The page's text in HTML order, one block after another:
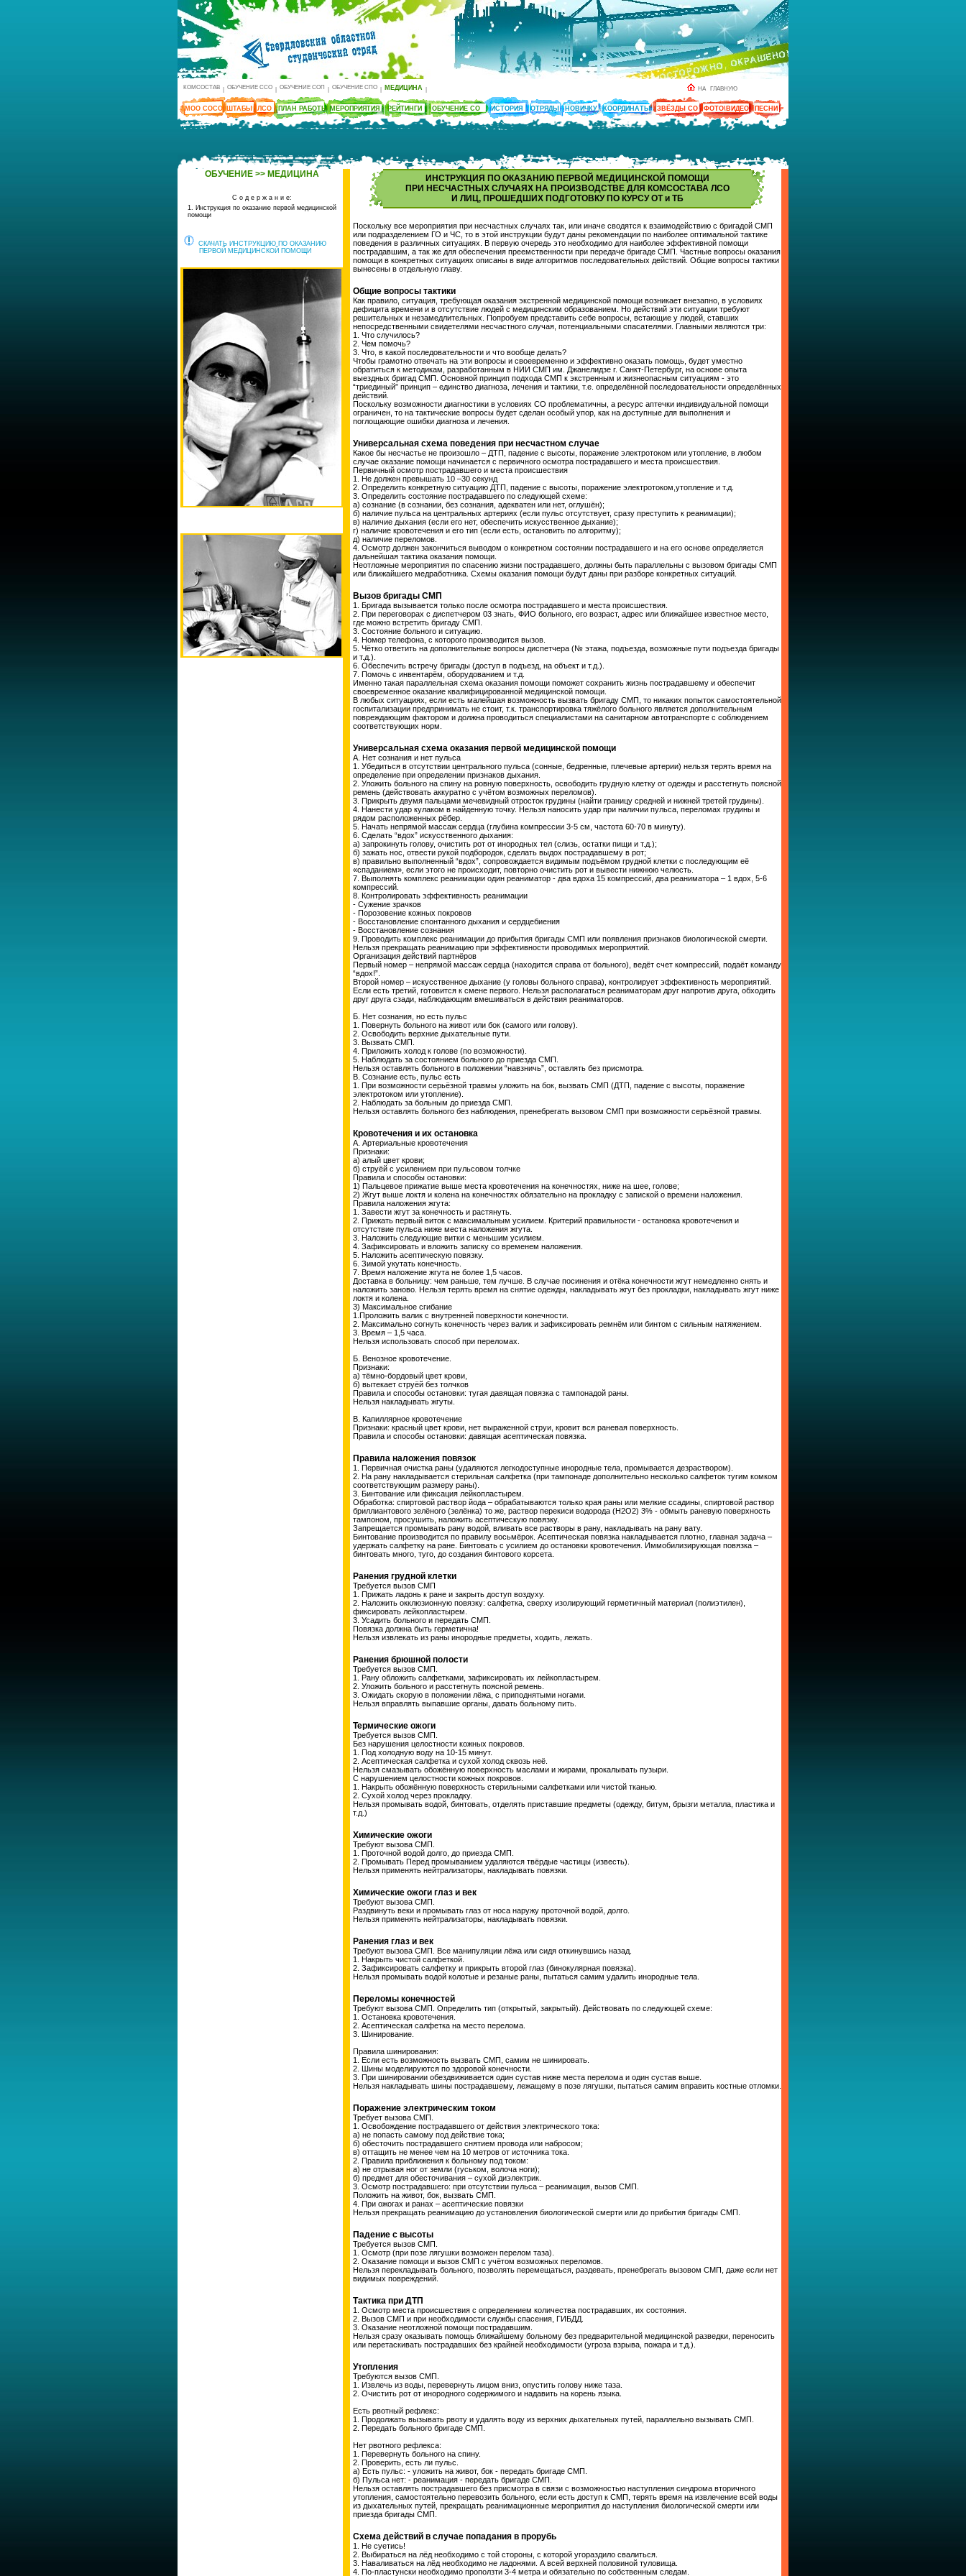
КОМСОСТАВ ОБУЧЕНИЕ ССО ОБУЧЕНИЕ СОП ОБУЧЕНИЕ СПО МЕДИЦИНА НА ГЛАВНУЮ
МОО СОСО ШТАБЫ ЛСО ПЛАН РАБОТЫ МЕРОПРИЯТИЯ РЕЙТИНГИ ОБУЧЕНИЕ СО ИСТОРИЯ ОТРЯДЫ НОВИЧКУ КООРДИНАТЫ ЗВЁЗДЫ СО ФОТО\ВИДЕО ПЕСНИ
ОБУЧЕНИЕ >> МЕДИЦИНА
С о д е р ж а н и е:
1. Инструкция по оказанию первой медицинской
помощи
СКАЧАТЬ ИНСТРУКЦИЮ ПО ОКАЗАНИЮ
ПЕРВОЙ МЕДИЦИНСКОЙ ПОМОЩИ
ИНСТРУКЦИЯ ПО ОКАЗАНИЮ ПЕРВОЙ МЕДИЦИНСКОЙ ПОМОЩИ
ПРИ НЕСЧАСТНЫХ СЛУЧАЯХ НА ПРОИЗВОДСТВЕ ДЛЯ КОМСОСТАВА ЛСО
И ЛИЦ, ПРОШЕДШИХ ПОДГОТОВКУ ПО КУРСУ ОТ и ТБ
Поскольку все мероприятия при несчастных случаях так, или иначе сводятся к взаимодействию с бригадой СМП
или подразделением ГО и ЧС, то в этой инструкции будут даны рекомендации по наиболее оптимальной тактике
поведения в различных ситуациях. В первую очередь это необходимо для наиболее эффективной помощи
пострадавшим, а так же для обеспечения преемственности при передаче бригаде СМП. Частные вопросы оказания
помощи в конкретных ситуациях описаны в виде алгоритмов последовательных действий. Общие вопросы тактики
вынесены в отдельную главу.
Общие вопросы тактики
Как правило, ситуация, требующая оказания экстренной медицинской помощи возникает внезапно, в условиях
дефицита времени и в отсутствие людей с медицинским образованием. Но действий эти ситуации требуют
решительных и незамедлительных. Попробуем представить себе вопросы, встающие у людей, ставших
непосредственными свидетелями несчастного случая, потенциальными спасателями. Главными являются три:
1. Что случилось?
2. Чем помочь?
3. Что, в какой последовательности и что вообще делать?
Чтобы грамотно отвечать на эти вопросы и своевременно и эффективно оказать помощь, будет уместно
обратиться к методикам, разработанным в НИИ СМП им. Джанелидзе г. Санкт-Петербург, на основе опыта
выездных бригад СМП. Основной принцип подхода СМП к экстренным и жизнеопасным ситуациям - это
“триединый” принцип – единство диагноза, лечения и тактики, т.е. определённой последовательности определённых
действий.
Поскольку возможности диагностики в условиях СО проблематичны, а ресурс аптечки индивидуальной помощи
ограничен, то на тактические вопросы будет сделан особый упор, как на доступные для выполнения и
поглощающие ошибки диагноза и лечения.
Универсальная схема поведения при несчастном случае
Какое бы несчастье не произошло – ДТП, падение с высоты, поражение электротоком или утопление, в любом
случае оказание помощи начинается с первичного осмотра пострадавшего и места происшествия.
Первичный осмотр пострадавшего и места происшествия
1. Не должен превышать 10 –30 секунд
2. Определить конкретную ситуацию ДТП, падение с высоты, поражение электротоком,утопление и т.д.
3. Определить состояние пострадавшего по следующей схеме:
а) сознание (в сознании, без сознания, адекватен или нет, оглушён);
б) наличие пульса на центральных артериях (если пульс отсутствует, сразу преступить к реанимации);
в) наличие дыхания (если его нет, обеспечить искусственное дыхание);
г) наличие кровотечения и его тип (если есть, остановить по алгоритму);
д) наличие переломов.
4. Осмотр должен закончиться выводом о конкретном состоянии пострадавшего и на его основе определяется
дальнейшая тактика оказания помощи.
Неотложные мероприятия по спасению жизни пострадавшего, должны быть параллельны с вызовом бригады СМП
или ближайшего медработника. Схемы оказания помощи будут даны при разборе конкретных ситуаций.
Вызов бригады СМП
1. Бригада вызывается только после осмотра пострадавшего и места происшествия.
2. При переговорах с диспетчером 03 знать, ФИО больного, его возраст, адрес или ближайшее известное место,
где можно встретить бригаду СМП.
3. Состояние больного и ситуацию.
4. Номер телефона, с которого производится вызов.
5. Чётко ответить на дополнительные вопросы диспетчера (№ этажа, подъезда, возможные пути подъезда бригады
и т.д.).
6. Обеспечить встречу бригады (доступ в подъезд, на объект и т.д.).
7. Помочь с инвентарём, оборудованием и т.д.
Именно такая параллельная схема оказания помощи поможет сохранить жизнь пострадавшему и обеспечит
своевременное оказание квалифицированной медицинской помощи.
В любых ситуациях, если есть малейшая возможность вызвать бригаду СМП, то никаких попыток самостоятельной
госпитализации предпринимать не стоит, т.к. транспортировка тяжёлого больного является дополнительным
повреждающим фактором и должна проводиться специалистами на санитарном автотранспорте с соблюдением
соответствующих норм.
Универсальная схема оказания первой медицинской помощи
А. Нет сознания и нет пульса
1. Убедиться в отсутствии центрального пульса (сонные, бедренные, плечевые артерии) нельзя терять время на
определение при определении признаков дыхания.
2. Уложить больного на спину на ровную поверхность, освободить грудную клетку от одежды и расстегнуть поясной
ремень (действовать аккуратно с учётом возможных переломов).
3. Прикрыть двумя пальцами мечевидный отросток грудины (найти границу средней и нижней третей грудины).
4. Нанести удар кулаком в найденную точку. Нельзя наносить удар при наличии пульса, переломах грудины и
рядом расположенных рёбер.
5. Начать непрямой массаж сердца (глубина компрессии 3-5 см, частота 60-70 в минуту).
6. Сделать “вдох” искусственного дыхания:
а) запрокинуть голову, очистить рот от инородных тел (слизь, остатки пищи и т.д.);
б) зажать нос, отвести рукой подбородок, сделать выдох пострадавшему в рот;
в) правильно выполненный “вдох”, сопровождается видимым подъёмом грудной клетки с последующим её
«спаданием», если этого не происходит, повторно очистить рот и вывести нижнюю челюсть.
7. Выполнять комплекс реанимации один реаниматор - два вдоха 15 компрессий, два реаниматора – 1 вдох, 5-6
компрессий.
8. Контролировать эффективность реанимации
- Сужение зрачков
- Порозовение кожных покровов
- Восстановление спонтанного дыхания и сердцебиения
- Восстановление сознания
9. Проводить комплекс реанимации до прибытия бригады СМП или появления признаков биологической смерти.
Нельзя прекращать реанимацию при эффективности проводимых мероприятий.
Организация действий партнёров
Первый номер – непрямой массаж сердца (находится справа от больного), ведёт счет компрессий, подаёт команду
“вдох!”.
Второй номер – искусственное дыхание (у головы больного справа), контролирует эффективность мероприятий.
Если есть третий, готовится к смене первого. Нельзя располагаться реаниматорам друг напротив друга, обходить
друг друга сзади, наблюдающим вмешиваться в действия реаниматоров.
Б. Нет сознания, но есть пульс
1. Повернуть больного на живот или бок (самого или голову).
2. Освободить верхние дыхательные пути.
3. Вызвать СМП.
4. Приложить холод к голове (по возможности).
5. Наблюдать за состоянием больного до приезда СМП.
Нельзя оставлять больного в положении “навзничь”, оставлять без присмотра.
В. Сознание есть, пульс есть
1. При возможности серьёзной травмы уложить на бок, вызвать СМП (ДТП, падение с высоты, поражение
электротоком или утопление).
2. Наблюдать за больным до приезда СМП.
Нельзя оставлять больного без наблюдения, пренебрегать вызовом СМП при возможности серьёзной травмы.
Кровотечения и их остановка
А. Артериальные кровотечения
Признаки:
а) алый цвет крови;
б) струёй с усилением при пульсовом толчке
Правила и способы остановки:
1) Пальцевое прижатие выше места кровотечения на конечностях, ниже на шее, голове;
2) Жгут выше локтя и колена на конечностях обязательно на прокладку с запиской о времени наложения.
Правила наложения жгута:
1. Завести жгут за конечность и растянуть.
2. Прижать первый виток с максимальным усилием. Критерий правильности - остановка кровотечения и
отсутствие пульса ниже места наложения жгута.
3. Наложить следующие витки с меньшим усилием.
4. Зафиксировать и вложить записку со временем наложения.
5. Наложить асептическую повязку.
6. Зимой укутать конечность.
7. Время наложение жгута не более 1,5 часов.
Доставка в больницу: чем раньше, тем лучше. В случае посинения и отёка конечности жгут немедленно снять и
наложить заново. Нельзя терять время на снятие одежды, накладывать жгут без прокладки, накладывать жгут ниже
локтя и колена.
3) Максимальное сгибание
1.Проложить валик с внутренней поверхности конечности.
2. Максимально согнуть конечность через валик и зафиксировать ремнём или бинтом с сильным натяжением.
3. Время – 1,5 часа.
Нельзя использовать способ при переломах.
Б. Венозное кровотечение.
Признаки:
а) тёмно-бордовый цвет крови,
б) вытекает струёй без толчков
Правила и способы остановки: тугая давящая повязка с тампонадой раны.
Нельзя накладывать жгуты.
В. Капиллярное кровотечение
Признаки: красный цвет крови, нет выраженной струи, кровит вся раневая поверхность.
Правила и способы остановки: давящая асептическая повязка.
Правила наложения повязок
1. Первичная очистка раны (удаляются легкодоступные инородные тела, промывается дезраствором).
2. На рану накладывается стерильная салфетка (при тампонаде дополнительно несколько салфеток тугим комком
соответствующим размеру раны).
3. Бинтование или фиксация лейкопластырем.
Обработка: спиртовой раствор йода – обрабатываются только края раны или мелкие ссадины, спиртовой раствор
бриллиантового зелёного (зелёнка) то же, раствор перекиси водорода (Н2О2) 3% - обмыть раневую поверхность
тампоном, просушить, наложить асептическую повязку.
Запрещается промывать рану водой, вливать все растворы в рану, накладывать на рану вату.
Бинтование производится по правилу восьмёрок. Асептическая повязка накладывается плотно, главная задача –
удержать салфетку на ране. Бинтовать с усилием до остановки кровотечения. Иммобилизирующая повязка –
бинтовать много, туго, до создания бинтового корсета.
Ранения грудной клетки
Требуется вызов СМП
1. Прижать ладонь к ране и закрыть доступ воздуху.
2. Наложить окклюзионную повязку: салфетка, сверху изолирующий герметичный материал (полиэтилен),
фиксировать лейкопластырем.
3. Усадить больного и передать СМП.
Повязка должна быть герметична!
Нельзя извлекать из раны инородные предметы, ходить, лежать.
Ранения брюшной полости
Требуется вызов СМП.
1. Рану обложить салфетками, зафиксировать их лейкопластырем.
2. Уложить больного и расстегнуть поясной ремень.
3. Ожидать скорую в положении лёжа, с приподнятыми ногами.
Нельзя вправлять выпавшие органы, давать больному пить.
Термические ожоги
Требуется вызов СМП.
Без нарушения целостности кожных покровов.
1. Под холодную воду на 10-15 минут.
2. Асептическая салфетка и сухой холод сквозь неё.
Нельзя смазывать обожённую поверхность маслами и жирами, прокалывать пузыри.
С нарушением целостности кожных покровов.
1. Накрыть обожённую поверхность стерильными салфетками или чистой тканью.
2. Сухой холод через прокладку.
Нельзя промывать водой, бинтовать, отделять приставшие предметы (одежду, битум, брызги металла, пластика и
т.д.)
Химические ожоги
Требуют вызова СМП.
1. Проточной водой долго, до приезда СМП.
2. Промывать Перед промыванием удаляются твёрдые частицы (известь).
Нельзя применять нейтрализаторы, накладывать повязки.
Химические ожоги глаз и век
Требуют вызова СМП.
Раздвинуть веки и промывать глаз от носа наружу проточной водой, долго.
Нельзя применять нейтрализаторы, накладывать повязки.
Ранения глаз и век
Требуют вызова СМП. Все манипуляции лёжа или сидя откинувшись назад.
1. Накрыть чистой салфеткой.
2. Зафиксировать салфетку и прикрыть второй глаз (бинокулярная повязка).
Нельзя промывать водой колотые и резаные раны, пытаться самим удалить инородные тела.
Переломы конечностей
Требуют вызова СМП. Определить тип (открытый, закрытый). Действовать по следующей схеме:
1. Остановка кровотечения.
2. Асептическая салфетка на место перелома.
3. Шинирование.
Правила шинирования:
1. Если есть возможность вызвать СМП, самим не шинировать.
2. Шины моделируются по здоровой конечности.
3. При шинировании обездвиживается один сустав ниже места перелома и один сустав выше.
Нельзя накладывать шины пострадавшему, лежащему в позе лягушки, пытаться самим вправить костные отломки.
Поражение электрическим током
Требует вызова СМП.
1. Освобождение пострадавшего от действия электрического тока:
а) не попасть самому под действие тока;
б) обесточить пострадавшего снятием провода или набросом;
в) оттащить не менее чем на 10 метров от источника тока.
2. Правила приближения к больному под током:
а) не отрывая ног от земли (гуськом, волоча ноги);
б) предмет для обесточивания – сухой диэлектрик.
3. Осмотр пострадавшего: при отсутствии пульса – реанимация, вызов СМП.
Положить на живот, бок, вызвать СМП.
4. При ожогах и ранах – асептические повязки
Нельзя прекращать реанимацию до установления биологической смерти или до прибытия бригады СМП.
Падение с высоты
Требуется вызов СМП.
1. Осмотр (при позе лягушки возможен перелом таза).
2. Оказание помощи и вызов СМП с учётом возможных переломов.
Нельзя перекладывать больного, позволять перемещаться, раздевать, пренебрегать вызовом СМП, даже если нет
видимых повреждений.
Тактика при ДТП
1. Осмотр места происшествия с определением количества пострадавших, их состояния.
2. Вызов СМП и при необходимости службы спасения, ГИБДД.
3. Оказание неотложной помощи пострадавшим.
Нельзя сразу оказывать помощь ближайшему больному без предварительной медицинской разведки, переносить
или перетаскивать пострадавших без крайней необходимости (угроза взрыва, пожара и т.д.).
Утопления
Требуются вызов СМП.
1. Извлечь из воды, перевернуть лицом вниз, опустить голову ниже таза.
2. Очистить рот от инородного содержимого и надавить на корень языка.
Есть рвотный рефлекс:
1. Продолжать вызывать рвоту и удалять воду из верхних дыхательных путей, параллельно вызывать СМП.
2. Передать больного бригаде СМП.
Нет рвотного рефлекса:
1. Перевернуть больного на спину.
2. Проверить, есть ли пульс.
а) Есть пульс: - уложить на живот, бок - передать бригаде СМП.
б) Пульса нет: - реанимация - передать бригаде СМП.
Нельзя оставлять пострадавшего без присмотра в связи с возможностью наступления синдрома вторичного
утопления, самостоятельно перевозить больного, если есть доступ к СМП, терять время на извлечение всей воды
из дыхательных путей, прекращать реанимационные мероприятия до наступления биологической смерти или
приезда бригады СМП.
Схема действий в случае попадания в прорубь
1. Не суетись!
2. Выбираться на лёд необходимо с той стороны, с которой угораздило свалиться.
3. Наваливаться на лёд необходимо не ладонями. А всей верхней половиной туловища.
4. По-пластунски необходимо проползти 3-4 метра и обязательно по собственным следам.